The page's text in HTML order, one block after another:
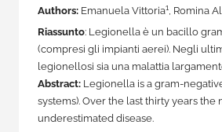
Authors: Emanuela Vittoria1 , Romina
Riassunto: Legionella è un bacillo
(compresi gli impianti aerei). Negli
legionellosi sia una malattia
Abstract: Legionella is a gram-
systems). Over the last thirty years
underestimated disease.